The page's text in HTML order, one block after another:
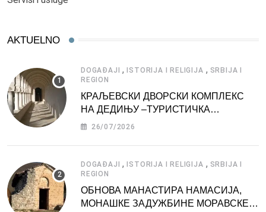
AKTUELNO
DOGAĐAJI , ISTORIJA I RELIGIJA , SRBIJA I
REGION
КРАЉЕВСКИ ДВОРСКИ КОМПЛЕКС
НА ДЕДИЊУ –ТУРИСТИЧКА
АТРАКЦИЈА
26/07/2026
DOGAĐAJI , ISTORIJA I RELIGIJA , SRBIJA I
REGION
ОБНОВА МАНАСТИРА НАМАСИЈА,
МОНАШКЕ ЗАДУЖБИНЕ МОРАВСКЕ